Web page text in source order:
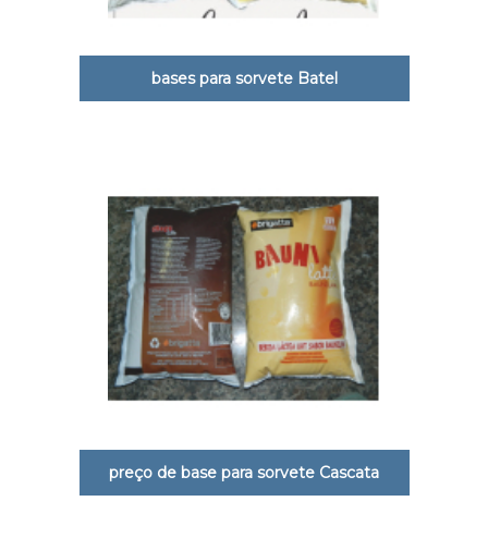
bases para sorvete Batel
preço de base para sorvete Cascata